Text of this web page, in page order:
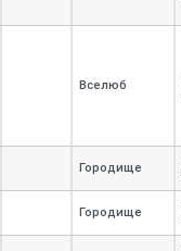
Вселюб
Городище
Городище